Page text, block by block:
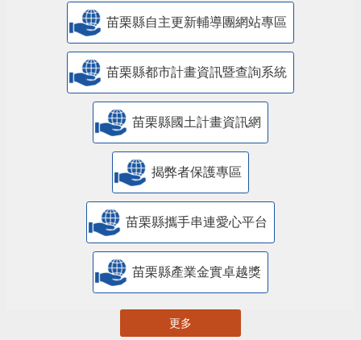
苗栗縣自主更新輔導團網站專區
苗栗縣都市計畫資訊暨查詢系統
苗栗縣國土計畫資訊網
揭弊者保護專區
苗栗縣攜手串連愛心平台
苗栗縣產業金實卓越獎
更多